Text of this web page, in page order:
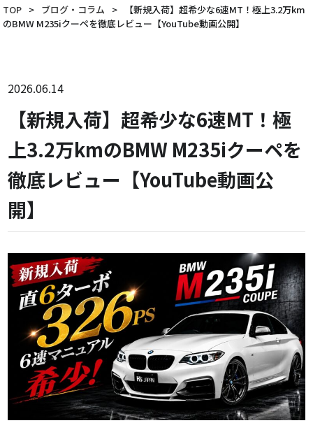
TOP > ブログ・コラム >
【新規入荷】超希少な6速MT！極上3.2万km
のBMW M235iクーペを徹底レビュー【YouTube動画公開】
2026.06.14
【新規入荷】超希少な6速MT！極
上3.2万kmのBMW M235iクーペを
徹底レビュー【YouTube動画公
開】